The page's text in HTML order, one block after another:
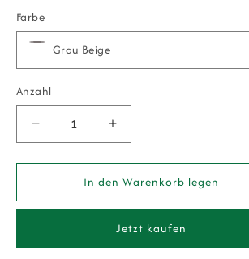
Farbe
Anzahl
Verringere
die
Menge
PR
Out
Erhöhe
die
Menge
für
PR
Flex
Out
In den Warenkorb legen
Jetzt kaufen